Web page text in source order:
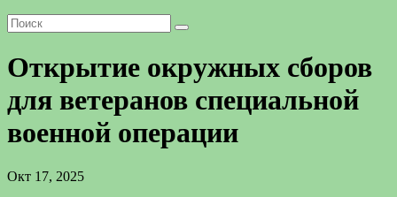
Открытие окружных сборов
для ветеранов специальной
военной операции
Окт 17, 2025